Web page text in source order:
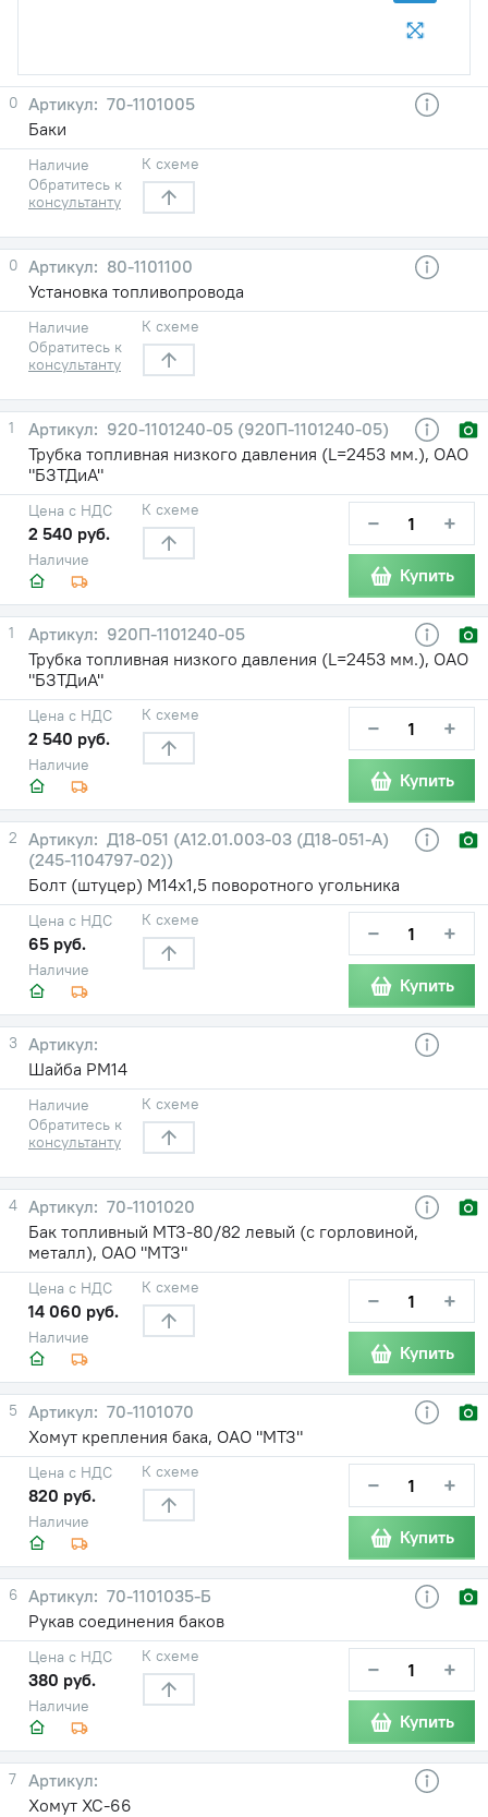
0
70-1101005
Баки
Наличие
Обратитесь к
консультанту
К схеме
0
80-1101100
Установка топливопровода
Наличие
Обратитесь к
консультанту
К схеме
1
920-1101240-05 (920П-1101240-05)
Трубка топливная низкого давления (L=2453 мм.), ОАО
"БЗТДиА"
Наличие
Цена с НДС
2 540 руб.
К схеме − +
Купить
1
920П-1101240-05
Трубка топливная низкого давления (L=2453 мм.), ОАО
"БЗТДиА"
Наличие
Цена с НДС
2 540 руб.
К схеме − +
Купить
2
Д18-051 (А12.01.003-03 (Д18-051-А)
(245-1104797-02))
Болт (штуцер) М14х1,5 поворотного угольника
Наличие
Цена с НДС
65 руб.
К схеме − +
Купить
3
Шайба РМ14
Наличие
Обратитесь к
консультанту
К схеме
4
70-1101020
Бак топливный МТЗ-80/82 левый (с горловиной,
металл), ОАО "МТЗ"
Наличие
Цена с НДС
14 060 руб.
К схеме − +
Купить
5
70-1101070
Хомут крепления бака, ОАО "МТЗ"
Наличие
Цена с НДС
820 руб.
К схеме − +
Купить
6
70-1101035-Б
Рукав соединения баков
Наличие
Цена с НДС
380 руб.
К схеме − +
Купить
7
Хомут ХС-66